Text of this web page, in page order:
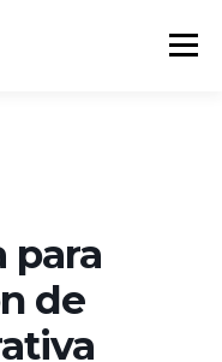
Menú
para
de